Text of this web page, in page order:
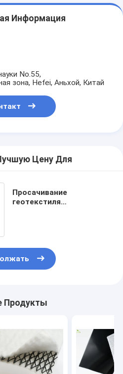
Информация
No.55,
зона, Hefei, Аньхой, Китай
Цену Для
Просачивание
геотекстиля
Продукты